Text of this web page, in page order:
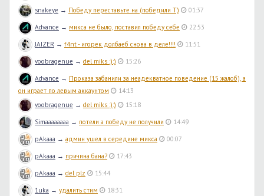
snakeye → Победу переставьте на (победили T) 01:37
Advance → микса не было, поставил победу себе 22:53
JAIZER → f4nt - игорек долбаеб снова в деле!!!! 11:51
voobragenue → del miks :):) 15:26
Advance → Проказа забанили за неадекватное поведение (15 жалоб), а
он играет по левым аккаунтом
14:13
voobragenue → del miks :):) 15:18
Simaaaaaaaa → потели а победу не получили 14:49
pAkaaa → админ ушел в середине микса 00:07
pAkaaa → причина бана? 17:43
pAkaaa → del plz 15:44
1uka → удалить стим 18:31